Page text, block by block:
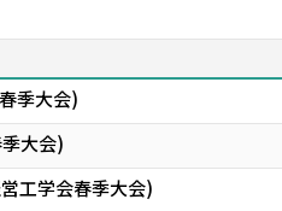
季大会)
大会)
工学会春季大会)